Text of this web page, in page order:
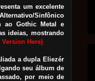
um excelente
Sinfônico
ao Gothic Metal e
ideias, mostrando
Here)
a dupla Eliezér
seu álbum de
por meio de